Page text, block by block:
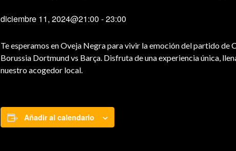
diciembre 11, 2024@21:00 -23:00
Te esperamos en Oveja Negra para vivir la emoción del partido de
Borussia Dortmund vs Barça. Disfruta de una experiencia única,
nuestro acogedor local.
Añadir al calendario